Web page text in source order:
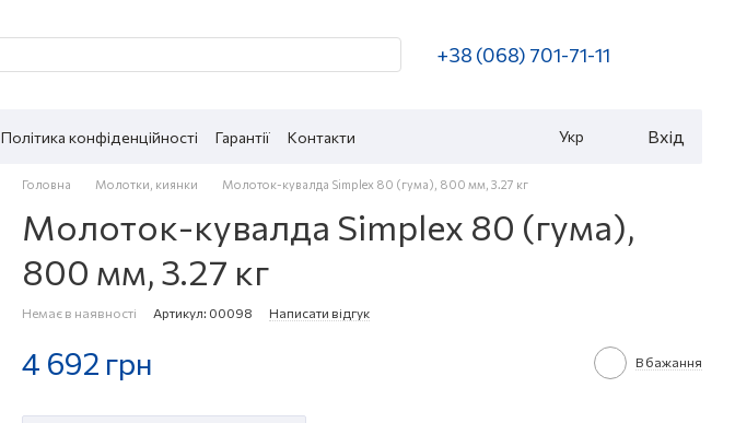
+38 (068) 701-71-11
Політика конфіденційності Гарантії Контакти Укр Вхід
Головна Молотки, киянки Молоток-кувалда Simplex 80 (гума), 800 мм, 3.27 кг
Молоток-кувалда Simplex 80 (гума),
800 мм, 3.27 кг
Немає в наявності Артикул: 00098 Написати відгук
4 692 грн В бажання